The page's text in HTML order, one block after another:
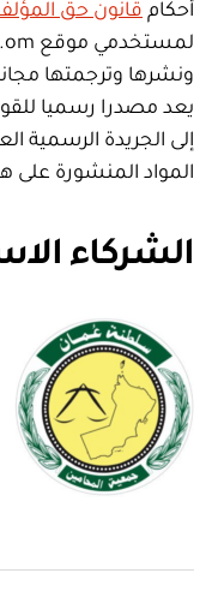
أحكام قانون حق
يعد مصدرا رسميا
إلى الجريدة الرسمية
المواد المنشورة على
الشركاء